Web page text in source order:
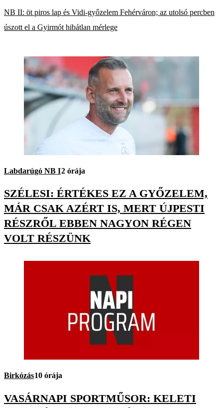
NB II: öt piros lap és Vidi-győzelem Fehérváron; az utolsó percben
úszott el a Gyirmót hibátlan mérlege
Labdarúgó NB I2 órája
SZÉLESI: ÉRTÉKES EZ A GYŐZELEM,
MÁR CSAK AZÉRT IS, MERT ÚJPESTI
RÉSZRŐL EBBEN NAGYON RÉGEN
VOLT RÉSZÜNK
Birkózás10 órája
VASÁRNAPI SPORTMŰSOR: KELETI